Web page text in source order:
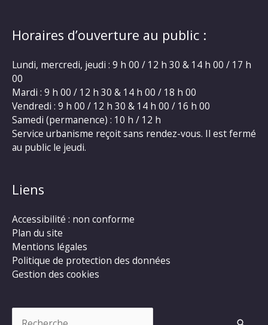
Horaires d’ouverture au public :
Lundi, mercredi, jeudi : 9 h 00 / 12 h 30 & 14 h 00 / 17 h
00
Mardi : 9 h 00 / 12 h 30 & 14 h 00 / 18 h 00
Vendredi : 9 h 00 / 12 h 30 & 14 h 00 / 16 h 00
Samedi (permanence) : 10 h / 12 h
Service urbanisme reçoit sans rendez-vous. Il est fermé
au public le jeudi.
Liens
Accessibilité : non conforme
Plan du site
Mentions légales
Politique de protection des données
Gestion des cookies